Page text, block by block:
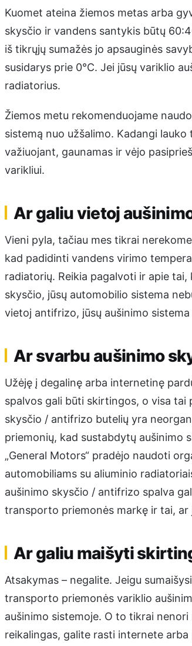
Kuomet ateina žiemos metas arba
skysčio ir vandens santykis būtų
iš tikrųjų sumažės jo apsauginės
susidarys prie 0°C. Jei jūsų variklio
radiatorius.
Žiemos metu rekomenduojame
sistemą nuo užšalimo. Kadangi
važiuojant, gaunamas ir vėjo
varikliui.
Ar galiu vietoj
Vieni pyla, tačiau mes tikrai
kad padidinti vandens virimo
radiatorių. Reikia pagalvoti ir apie
skysčio, jūsų automobilio sistema
vietoj antifrizo, jūsų aušinimo sistema
Ar svarbu aušinimo
Užėję į degalinę arba internetinę
spalvos gali būti skirtingos, o visa
skysčio / antifrizo butelių yra
priemonių, kad sustabdytų aušinimo
„General Motors“ pradėjo naudoti
automobiliams su aliuminio
aušinimo skysčio / antifrizo spalva
transporto priemonės markę ir tai, ar
Ar galiu maišyti
Atsakymas – negalite. Jeigu
transporto priemonės variklio
aušinimo sistemoje. O to tikrai
reikalingas, galite rasti internete